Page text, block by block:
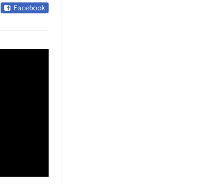
Facebook